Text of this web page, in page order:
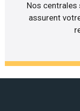
Nos centrales
assurent